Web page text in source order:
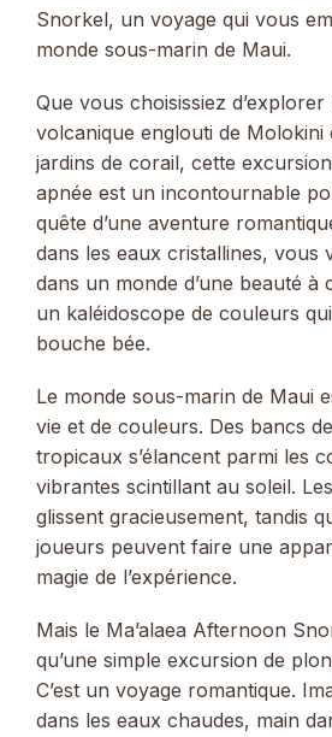
Snorkel, un voyage qui vous
monde sous-marin de Maui.
Que vous choisissiez
volcanique englouti de Molokini
jardins de corail, cette
apnée est un incontournable
quête d’une aventure
dans les eaux cristallines, vous
dans un monde d’une beauté
un kaléidoscope de couleurs
bouche bée.
Le monde sous-marin de Maui
vie et de couleurs. Des bancs
tropicaux s’élancent parmi les
vibrantes scintillant au soleil.
glissent gracieusement, tandis
joueurs peuvent faire une
magie de l’expérience.
Mais le Ma’alaea Afternoon
qu’une simple excursion de
C’est un voyage romantique.
dans les eaux chaudes, main